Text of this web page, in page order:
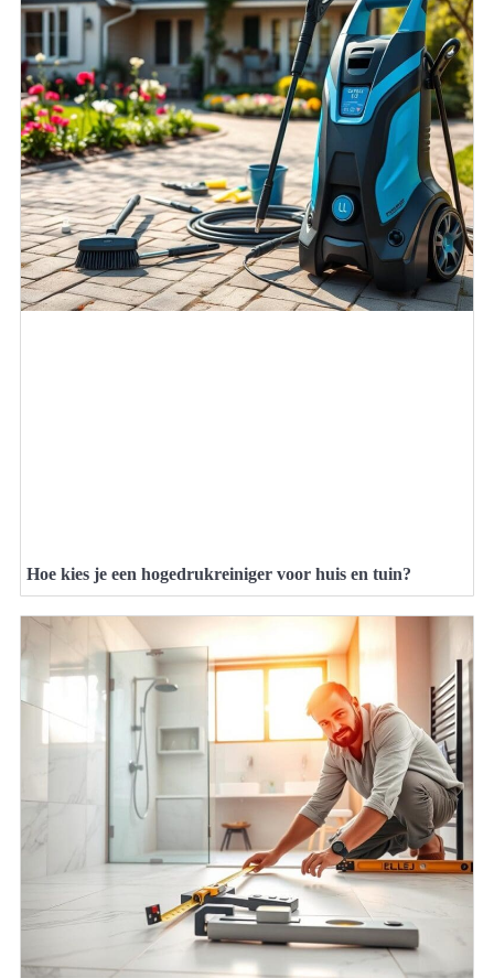
Hoe kies je een hogedrukreiniger voor huis en tuin?